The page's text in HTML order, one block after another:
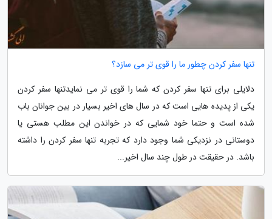
تنها سفر کردن چطور ما را قوی تر می سازد؟
دلایلی برای تنها سفر کردن که شما را قوی تر می نمایدتنها سفر کردن
یکی از پدیده هایی است که در سال های اخیر بسیار در بین جوانان باب
شده است و حتما خود شمایی که در خواندن این مطلب هستی یا
دوستانی در نزدیکی شما وجود دارد که تجربه تنها سفر کردن را داشته
باشد. در حقیقت در طول چند سال اخیر...